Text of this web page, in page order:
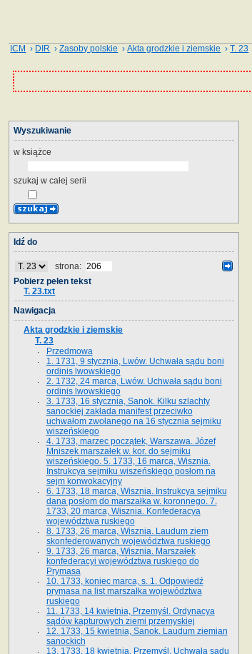
ICM › DIR ›Zasoby polskie ›Akta grodzkie i ziemskie ›T. 23
Wyszukiwanie
w książce
szukaj w całej serii
Idź do
strona:
Pobierz pełen tekst
T. 23.txt
Nawigacja
Akta grodzkie i ziemskie
T. 23
Przedmowa
1. 1731, 9 stycznia, Lwów. Uchwała sądu boni
ordinis lwowskiego
2. 1732, 24 marca, Lwów. Uchwała sądu boni
ordinis lwowskiego
3. 1733, 16 stycznia, Sanok. Kilku szlachty
sanockiej zakłada manifest przeciwko
uchwałom zwołanego na 16 stycz­nia sejmiku
wiszeńskiego
4. 1733, marzec początek, Warszawa. Józef
Mniszek marszałek w. kor. do sejmiku
wiszeńskiego. 5. 1733, 16 marca, Wisznia.
Instrukcya sejmiku wiszeńskiego posłom na
sejm konwokacyjny
6. 1733, 18 marca, Wisznia. Instrukcya sejmiku
dana posłom do marszałka w. koronnego. 7.
1733, 20 marca, Wisznia. Konfederacya
województwa ruskiego
8. 1733, 26 marca, Wisznia. Laudum ziem
skonfederowanych województwa ruskiego
9. 1733, 26 marca, Wisznia. Marszałek
konfederacyi województwa ruskiego do
Prymasa
10. 1733, koniec marca, s. 1. Odpowiedź
prymasa na list marszałka województwa
ruskiego
11. 1733, 14 kwietnia, Przemyśl. Ordynacya
sądów kapturowych ziemi przemyskiej
12. 1733, 15 kwietnia, Sanok. Laudum ziemian
sanockich
13. 1733, 18 kwietnia, Przemyśl. Uchwała sądu